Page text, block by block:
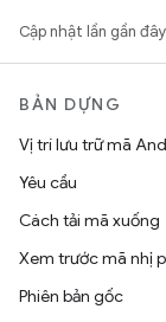
Cập nhật lần gần
BẢN DỰNG
Vị trí lưu trữ mã
Yêu cầu
Cách tải mã xuống
Xem trước mã nhị
Phiên bản gốc